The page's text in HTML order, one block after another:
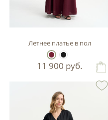
Летнее платье в пол
11 900 руб.